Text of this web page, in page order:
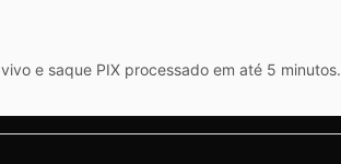
e saque PIX processado em até 5 minutos.